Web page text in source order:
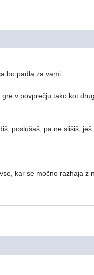
bo padla za vami.
v povprečju tako kot
poslušaš, pa ne slišiš, ješ
kar se močno razhaja